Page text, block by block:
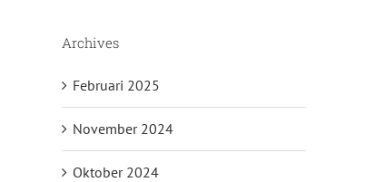
Archives
Februari 2025
November 2024
Oktober 2024